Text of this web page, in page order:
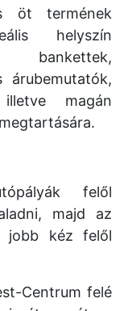
öt termének
helyszín
bankettek,
magán
felől
majd az
jobb kéz felől
Centrum felé